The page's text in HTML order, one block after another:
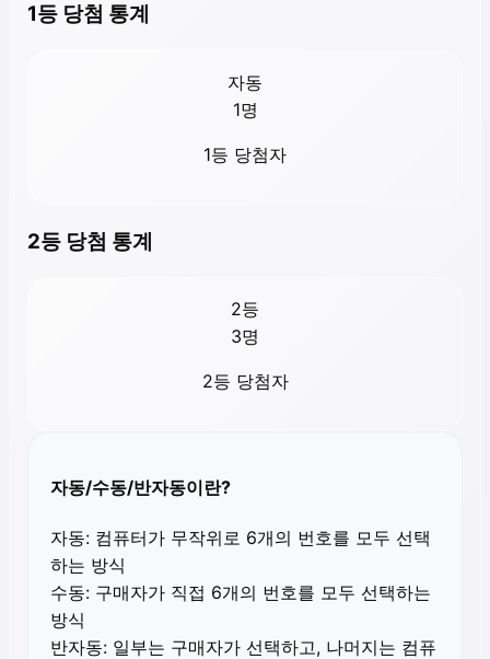
1등 당첨 통계
자동
1명
1등 당첨자
2등 당첨 통계
2등
3명
2등 당첨자
자동/수동/반자동이란?
자동: 컴퓨터가 무작위로 6개의 번호를 모두 선택
하는 방식
수동: 구매자가 직접 6개의 번호를 모두 선택하는
방식
반자동: 일부는 구매자가 선택하고, 나머지는 컴퓨